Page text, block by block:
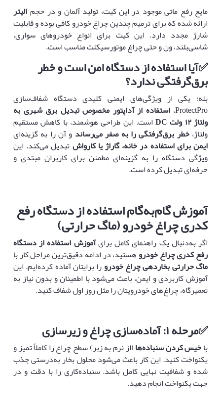
مایع رفع ماتی موجود در این کیت، تولید آلمان و در حجم۱لیتر
ارائه شده که برای ترمیم چندین چراغ خودرو کافی بوده و قابلیت
شارژ مجدد دارد. این کیت برای انواع خودروهای سواری،
شاسی‌بلند، ون و حتی چراغ موتورسیکلت مناسب است.
✅آیا استفاده از دستگاه امن است و خطر
برق‌گرفتگی ندارد؟
بله؛ یکی از ویژگی‌های ایمنی کلیدی دستگاه شفاف‌سازی
ProtectPro، استفاده از آداپتور مخصوص تبدیل برق شهری به
ولتاژ۱۲ ولتDC است. این طراحی هوشمند، با کاهش مستقیم
ولتاژ،خطر برق‌گرفتگی را به صفر می‌رساند و آن را به گزینه‌ای
ایمن برای استفاده در خانه، گاراژ یا کارواشتبدیل می‌کند. این
ویژگی دستگاه را به گزینه‌ای مطمئن برای کاربران مبتدی و
حرفه‌ای تبدیل کرده است.
آموزش گام‌به‌گام استفاده از دستگاه رفع
کدری چراغ خودرو (ماگ حرارتی)
اگر به‌دنبال یک راهنمای کامل برایآموزش استفاده از دستگاه
رفع کدری چراغ خودروهستید، در ادامه دقیق‌ترین مراحل کار با
ماگ حرارتی بخاردهی چراغ خودرورا برایتان آماده کرده‌ایم. این
آموزش کاربردی و ایمن، باعث می‌شود با اطمینان و بدون نیاز به
تعمیرگاه، چراغ‌های خودرویتان را مثل روز اول شفاف کنید.
✅مرحله۱: آماده‌سازی چراغ و زیرسازی
باخیس کردن سنباده‌ها(از نرم به زبر) سطح چراغ را کاملاً تمیز و
یکنواخت کنید. این کار باعث می‌شود محلول بخار به‌درستی جذب
شده و شفافیت نهایی کامل باشد. سنباده‌کاری را با دقت و در
جهت یکنواخت انجام دهید.